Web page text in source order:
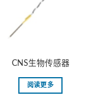
CNS⽣物传感器
阅读更多